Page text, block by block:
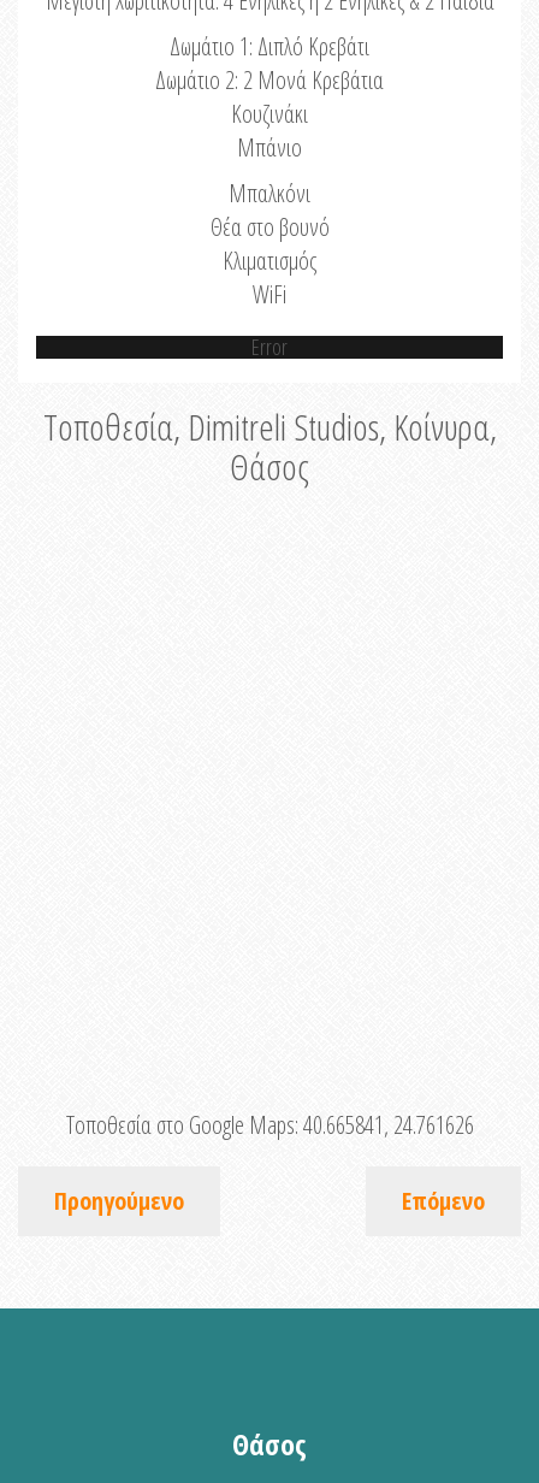
Δωμάτιο 1: Διπλό Κρεβάτι
Δωμάτιο 2: 2 Μονά Κρεβάτια
Κουζινάκι
Μπάνιο
Μπαλκόνι
Θέα στο βουνό
Κλιματισμός
WiFi
Error
Τοποθεσία, Dimitreli Studios, Κοίνυρα,
Θάσος
Τοποθεσία στο Google Maps:40.665841, 24.761626
Προηγούμενο Επόμενο
Θάσος